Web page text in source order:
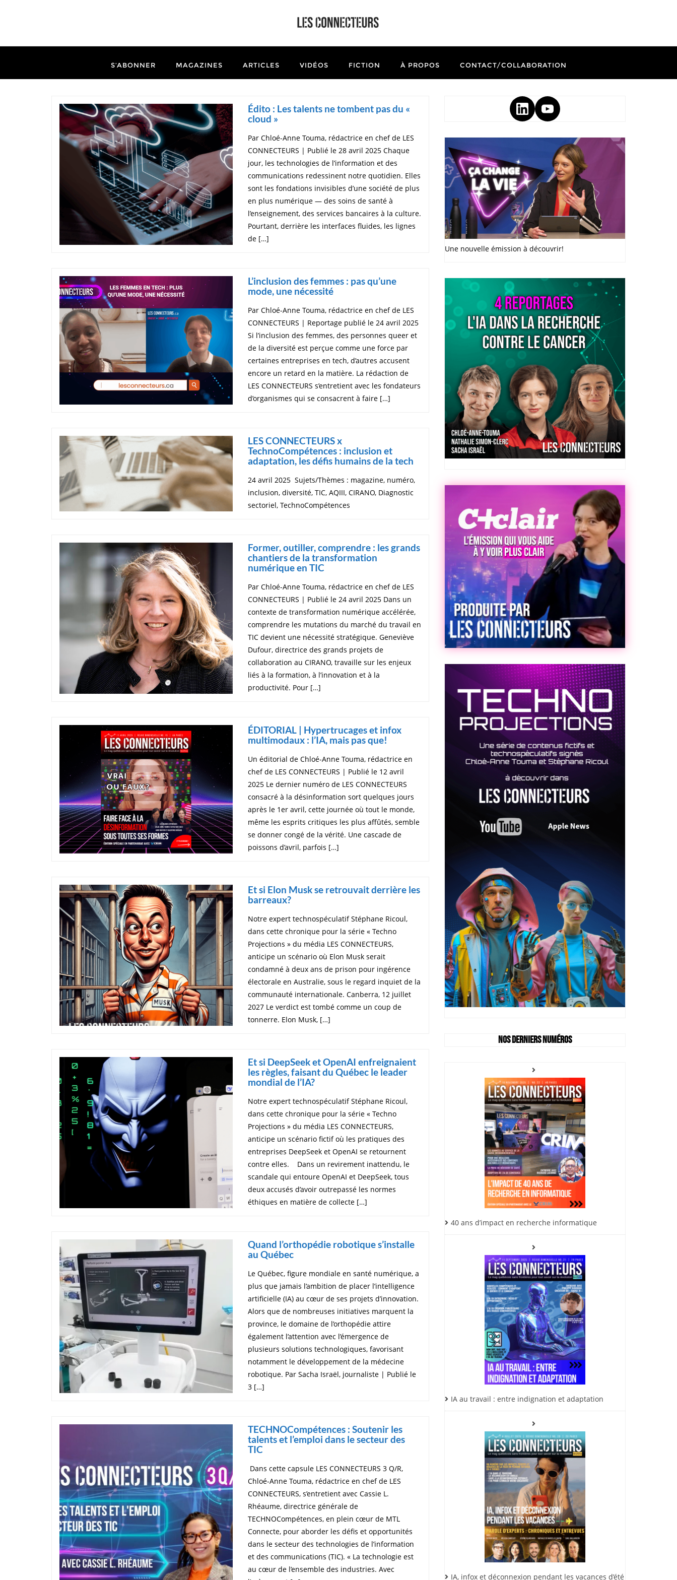
S’ABONNER MAGAZINES ARTICLES VIDÉOS FICTION À PROPOS CONTACT/COLLABORATION
Édito : Les talents ne tombent pas du «
cloud »
Par Chloé-Anne Touma, rédactrice en chef de LES
CONNECTEURS | Publié le 28 avril 2025 Chaque
jour, les technologies de l’information et des
communications redessinent notre quotidien. Elles
sont les fondations invisibles d’une société de plus
en plus numérique — des soins de santé à
l’enseignement, des services bancaires à la culture.
Pourtant, derrière les interfaces fluides, les lignes
de […]
L’inclusion des femmes : pas qu’une
mode, une nécessité
Par Chloé-Anne Touma, rédactrice en chef de LES
CONNECTEURS | Reportage publié le 24 avril 2025
Si l’inclusion des femmes, des personnes queer et
de la diversité est perçue comme une force par
certaines entreprises en tech, d’autres accusent
encore un retard en la matière. La rédaction de
LES CONNECTEURS s’entretient avec les fondateurs
d’organismes qui se consacrent à faire […]
LES CONNECTEURS x
TechnoCompétences : inclusion et
adaptation, les défis humains de la tech
24 avril 2025 Sujets/Thèmes : magazine, numéro,
inclusion, diversité, TIC, AQIII, CIRANO, Diagnostic
sectoriel, TechnoCompétences
Former, outiller, comprendre : les grands
chantiers de la transformation
numérique en TIC
Par Chloé-Anne Touma, rédactrice en chef de LES
CONNECTEURS | Publié le 24 avril 2025 Dans un
contexte de transformation numérique accélérée,
comprendre les mutations du marché du travail en
TIC devient une nécessité stratégique. Geneviève
Dufour, directrice des grands projets de
collaboration au CIRANO, travaille sur les enjeux
liés à la formation, à l’innovation et à la
productivité. Pour […]
ÉDITORIAL | Hypertrucages et infox
multimodaux : l’IA, mais pas que!
Un éditorial de Chloé-Anne Touma, rédactrice en
chef de LES CONNECTEURS | Publié le 12 avril
2025 Le dernier numéro de LES CONNECTEURS
consacré à la désinformation sort quelques jours
après le 1er avril, cette journée où tout le monde,
même les esprits critiques les plus affûtés, semble
se donner congé de la vérité. Une cascade de
poissons d’avril, parfois […]
Et si Elon Musk se retrouvait derrière les
barreaux?
Notre expert technospéculatif Stéphane Ricoul,
dans cette chronique pour la série « Techno
Projections » du média LES CONNECTEURS,
anticipe un scénario où Elon Musk serait
condamné à deux ans de prison pour ingérence
électorale en Australie, sous le regard inquiet de la
communauté internationale. Canberra, 12 juillet
2027 Le verdict est tombé comme un coup de
tonnerre. Elon Musk, […]
Et si DeepSeek et OpenAI enfreignaient
les règles, faisant du Québec le leader
mondial de l’IA?
Notre expert technospéculatif Stéphane Ricoul,
dans cette chronique pour la série « Techno
Projections » du média LES CONNECTEURS,
anticipe un scénario fictif où les pratiques des
entreprises DeepSeek et OpenAI se retournent
contre elles. Dans un revirement inattendu, le
scandale qui entoure OpenAI et DeepSeek, tous
deux accusés d’avoir outrepassé les normes
éthiques en matière de collecte […]
Quand l’orthopédie robotique s’installe
au Québec
Le Québec, figure mondiale en santé numérique, a
plus que jamais l’ambition de placer l’intelligence
artificielle (IA) au cœur de ses projets d’innovation.
Alors que de nombreuses initiatives marquent la
province, le domaine de l’orthopédie attire
également l’attention avec l’émergence de
plusieurs solutions technologiques, favorisant
notamment le développement de la médecine
robotique. Par Sacha Israël, journaliste | Publié le
3 […]
TECHNOCompétences : Soutenir les
talents et l’emploi dans le secteur des
TIC
Dans cette capsule LES CONNECTEURS 3 Q/R,
Chloé-Anne Touma, rédactrice en chef de LES
CONNECTEURS, s’entretient avec Cassie L.
Rhéaume, directrice générale de
TECHNOCompétences, en plein cœur de MTL
Connecte, pour aborder les défis et opportunités
dans le secteur des technologies de l’information
et des communications (TIC). « La technologie est
au cœur de l’ensemble des industries. Avec
Une nouvelle émission à découvrir!
Nos derniers numéros
40 ans d’impact en recherche informatique
IA au travail : entre indignation et adaptation
IA, infox et déconnexion pendant les vacances d’été